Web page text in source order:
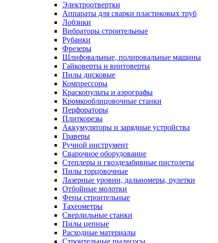
Электроотвертки
Аппараты для сварки пластиковых труб
Лобзики
Вибраторы строительные
Рубанки
Фрезеры
Шлифовальные, полировальные машины
Гайковерты и винтоверты
Пилы дисковые
Компрессоры
Краскопульты и аэрографы
Кромкооблицовочные станки
Перфораторы
Плиткорезы
Аккумуляторы и зарядные устройства
Граверы
Ручной инструмент
Сварочное оборудование
Степлеры и гвоздезабивные пистолеты
Пилы торцовочные
Лазерные уровни, дальномеры, рулетки
Отбойные молотки
Фены строительные
Тахеометры
Сверлильные станки
Пилы цепные
Расходные материалы
Строительные пылесосы